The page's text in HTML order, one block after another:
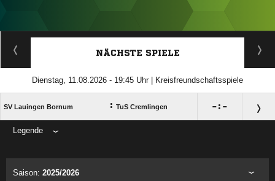
ANZEIGE
NÄCHSTE SPIELE
Dienstag, 11.08.2026 - 19:45 Uhr | Kreisfreundschaftsspiele
SV Lauingen Bornum : TuS Cremlingen : 
Legende
Saison: 2025/2026